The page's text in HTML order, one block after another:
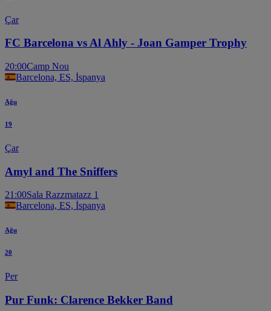
Çar
FC Barcelona vs Al Ahly - Joan Gamper Trophy
20:00Camp Nou
Barcelona, ES, İspanya
Ağu
19
Çar
Amyl and The Sniffers
21:00Sala Razzmatazz 1
Barcelona, ES, İspanya
Ağu
20
Per
Pur Funk: Clarence Bekker Band